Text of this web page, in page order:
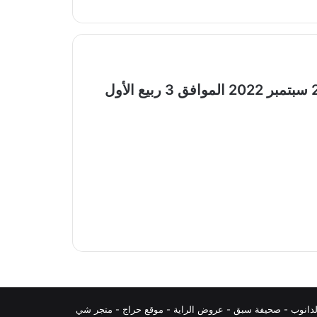
عروض اسطنبول الإمارات الأسبوعية 29 سبتمبر 2022 الموافق 3 ربيع الأول
- صحيفة سبق - عروض الراية - موقع حراج - متجر شي